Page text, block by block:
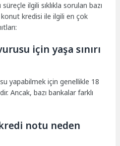
ilgili sıklıkla sorulan bazı
kredisi ile ilgili en çok
için yaşa sınırı
yapabilmek için genellikle 18
Ancak, bazı bankalar farklı
notu neden